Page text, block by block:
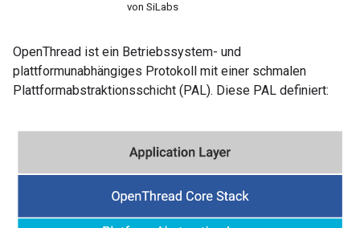
von SiLabs
OpenThread ist ein Betriebssystem- und
plattformunabhängiges Protokoll mit einer schmalen
Plattformabstraktionsschicht (PAL). Diese PAL definiert: